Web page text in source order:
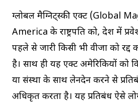
ग्लोबल मैग्निट्स्की एक्ट (Global
America के राष्ट्रपति को, देश में
पहले से जारी किसी भी वीजा को रद्द
है। साथ ही यह एक्ट अमेरिकियों को
या संस्था के साथ लेनदेन करने से
अधिकृत करता है। यह प्रतिबंध ऐसे